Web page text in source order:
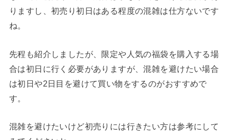
りますし、初売り初日はある程度の混雑は仕方ないです
ね。
先程も紹介しましたが、限定や人気の福袋を購入する場
合は初日に行く必要がありますが、混雑を避けたい場合
は初日や2日目を避けて買い物をするのがおすすめで
す。
混雑を避けたいけど初売りには行きたい方は参考にして